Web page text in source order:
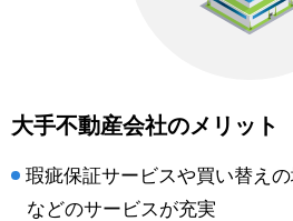
大手不動産会社のメリット
瑕疵保証サービスや買い替え
などのサービスが充実